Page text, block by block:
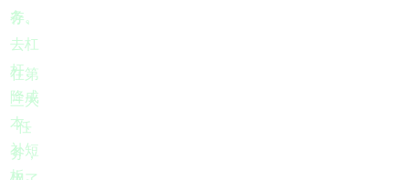
存、
去杠
杆、
降成
本、
补短
板。
务。
在第
三大
任
务，